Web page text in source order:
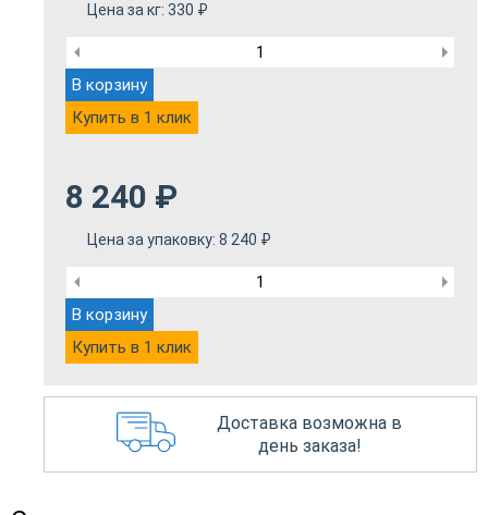
Цена за кг: 330 ₽
В корзину
Купить в 1 клик
8 240 ₽
Цена за упаковку: 8 240 ₽
В корзину
Купить в 1 клик
Доставка возможна в
день заказа!